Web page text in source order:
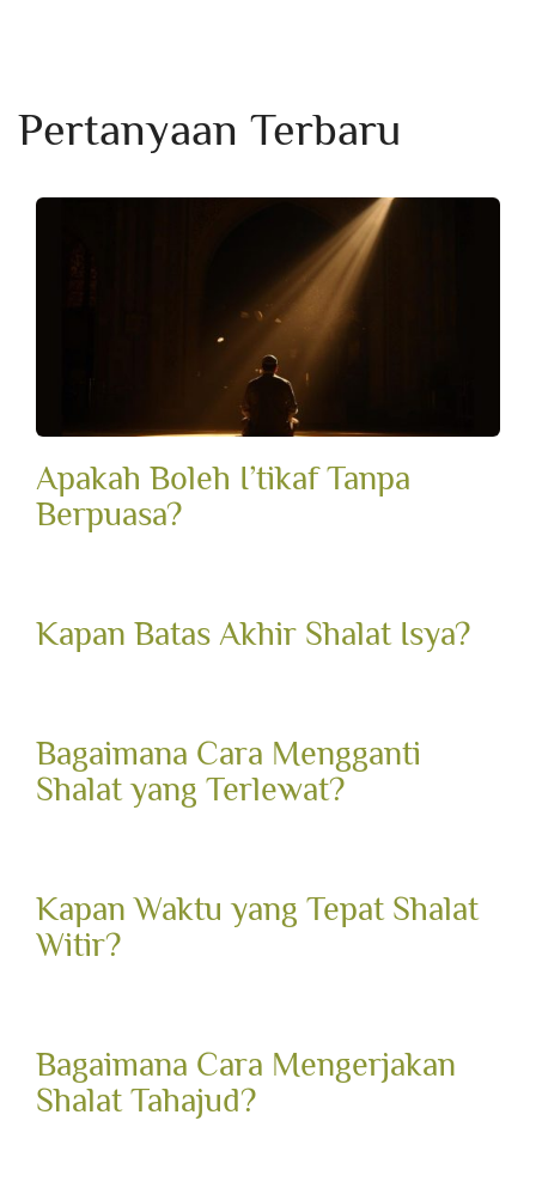
Pertanyaan Terbaru
Apakah Boleh I’tikaf Tanpa
Berpuasa?
Kapan Batas Akhir Shalat Isya?
Bagaimana Cara Mengganti
Shalat yang Terlewat?
Kapan Waktu yang Tepat Shalat
Witir?
Bagaimana Cara Mengerjakan
Shalat Tahajud?